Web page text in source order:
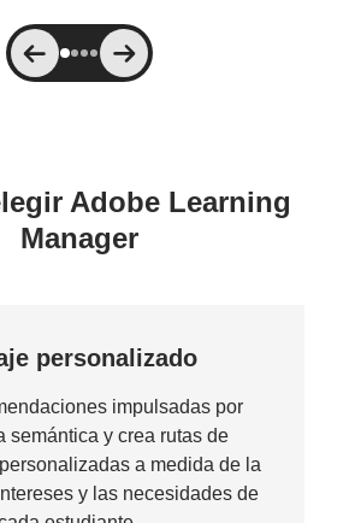
Adobe Learning
Manager
personalizado
impulsadas por
semántica y crea rutas de
a medida de la
y las necesidades de